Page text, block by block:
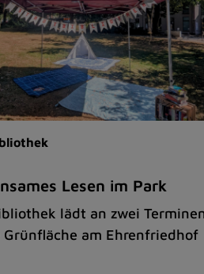
Lesen im Park
lädt an zwei
Grünfläche am Ehrenfriedhof